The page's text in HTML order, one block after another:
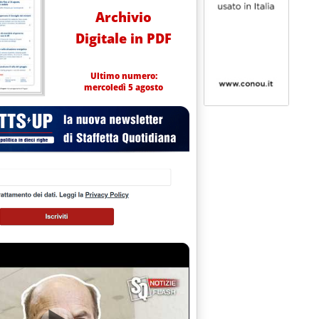
Archivio
Digitale in PDF
Ultimo numero:
mercoledì 5 agosto